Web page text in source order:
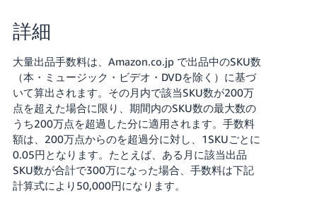
日
語
한
국
어
-
KR
日
本
語
-
ロ
グ
イ
ン
さ
詳細
大量出品手数料は、Amazon.co.jp で出品中のSKU数
（本・ミュージック・ビデオ・DVDを除く）に基づ
いて算出されます。その月内で該当SKU数が200万
点を超えた場合に限り、期間内のSKU数の最大数の
うち200万点を超過した分に適用されます。手数料
額は、200万点からのを超過分に対し、1SKUごとに
0.05円となります。たとえば、ある月に該当出品
SKU数が合計で300万になった場合、手数料は下記
計算式により50,000円になります。